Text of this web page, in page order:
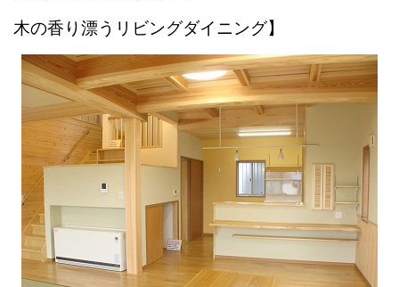
木の香り漂うリビングダイニング】